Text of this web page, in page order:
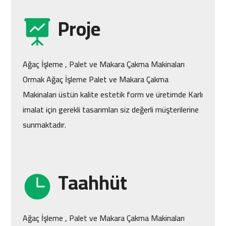
Proje
Ağaç İşleme , Palet ve Makara Çakma Makinaları
Ormak Ağaç İşleme Palet ve Makara Çakma
Makinaları üstün kalite estetik form ve üretimde Karlı
imalat için gerekli tasarımları siz değerli müşterilerine
Taahhüt